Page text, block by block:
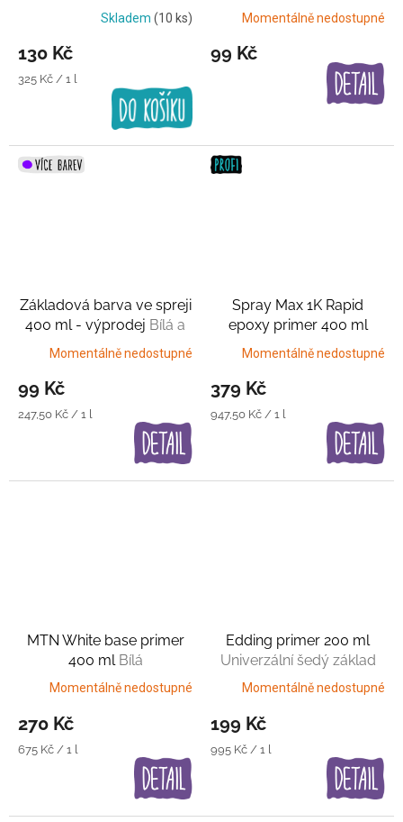
barva
Skladem (10 ks)
130 Kč
Měrná
325 Kč / 1 l
Příprava povrchu
Momentálně nedostupné
99 Kč
Základová barva ve spreji
400 ml - výprodej Bílá a
šedá
Momentálně nedostupné
99 Kč
Měrná
247,50 Kč / 1 l
Spray Max 1K Rapid
epoxy primer 400 ml
Šedý základ
Momentálně nedostupné
379 Kč
Měrná
947,50 Kč / 1 l
MTN White base primer
400 ml Bílá
Momentálně nedostupné
270 Kč
Měrná
675 Kč / 1 l
Edding primer 200 ml
Univerzální šedý základ
Momentálně nedostupné
199 Kč
Měrná
995 Kč / 1 l